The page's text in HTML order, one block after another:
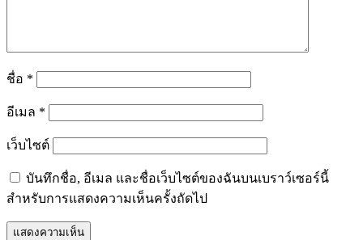
ชื่อ *
อีเมล *
เว็บไซต์
บันทึกชื่อ, อีเมล และชื่อเว็บไซต์ของฉันบนเบราว์เซอร์นี้
สำหรับการแสดงความเห็นครั้งถัดไป